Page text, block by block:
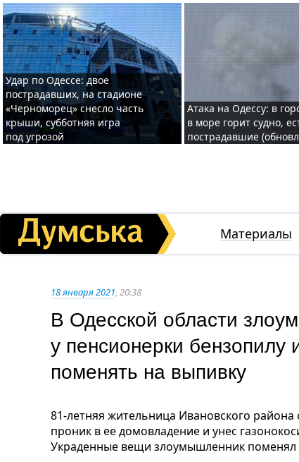
Удар по Одессе: двое
пострадавших, на стадионе
«Черноморец» снесло часть
крыши, субботняя игра
под угрозой
Атака на Одессу: в
в море горит судно,
пострадавшие
Материалы
18 января 2021, 20:38
В Одесской области
у пенсионерки бензопилу
поменять на выпивку
81-летняя жительница Ивановского
проник в ее домовладение и унес
Украденные вещи злоумышленник поменял